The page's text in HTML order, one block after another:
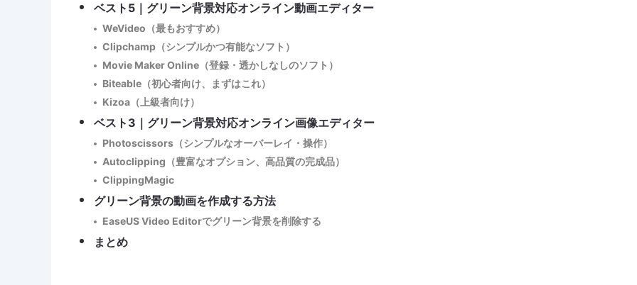
ベスト5｜グリーン背景対応オンライン動画エディター
WeVideo（最もおすすめ）
Clipchamp（シンプルかつ有能なソフト）
Movie Maker Online（登録・透かしなしのソフト）
Biteable（初心者向け、まずはこれ）
Kizoa（上級者向け）
ベスト3｜グリーン背景対応オンライン画像エディター
Photoscissors（シンプルなオーバーレイ・操作）
Autoclipping（豊富なオプション、高品質の完成品）
ClippingMagic
グリーン背景の動画を作成する方法
EaseUS Video Editorでグリーン背景を削除する
まとめ